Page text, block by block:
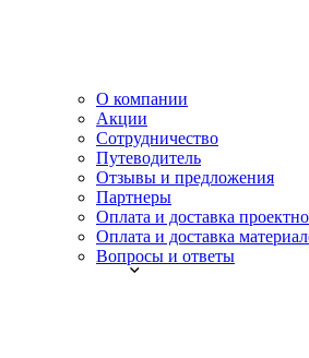
О компании
Акции
Сотрудничество
Путеводитель
Отзывы и предложения
Партнеры
Оплата и доставка
Оплата и доставка
Вопросы и ответы